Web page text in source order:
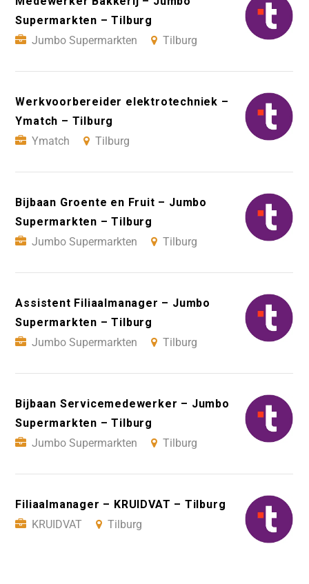
Supermarkten – Tilburg
Jumbo Supermarkten
Tilburg
Werkvoorbereider elektrotechniek –
Ymatch – Tilburg
Ymatch
Tilburg
Bijbaan Groente en Fruit – Jumbo
Supermarkten – Tilburg
Jumbo Supermarkten
Tilburg
Assistent Filiaalmanager – Jumbo
Supermarkten – Tilburg
Jumbo Supermarkten
Tilburg
Bijbaan Servicemedewerker – Jumbo
Supermarkten – Tilburg
Jumbo Supermarkten
Tilburg
Filiaalmanager – KRUIDVAT – Tilburg
KRUIDVAT
Tilburg